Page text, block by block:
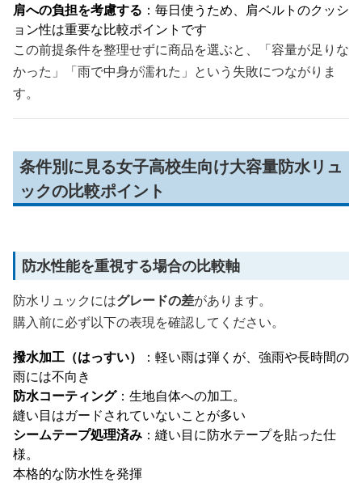
肩への負担を考慮する ：毎日使うため、肩ベルトのクッシ
ョン性は重要な比較ポイントです
この前提条件を整理せずに商品を選ぶと、「容量が足りな
かった」「雨で中身が濡れた」という失敗につながりま
す。
条件別に見る女子高校生向け大容量防水リュ
ックの比較ポイント
防水性能を重視する場合の比較軸
防水リュックにはグレードの差があります。
購入前に必ず以下の表現を確認してください。
撥水加工（はっすい）
：軽い雨は弾くが、強雨や長時間の
雨には不向き
防水コーティング：生地自体への加工。
縫い目はガードされていないことが多い
シームテープ処理済み ：縫い目に防水テープを貼った仕
様。
本格的な防水性を発揮